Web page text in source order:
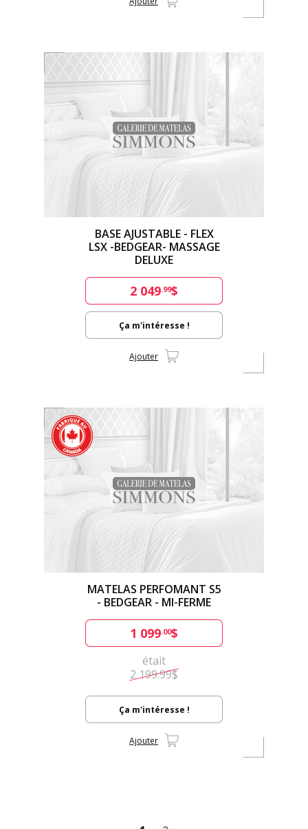
BASE AJUSTABLE - FLEX
LSX -BEDGEAR- MASSAGE
DELUXE
2 049.99$
Ça m'intéresse !
Ajouter
MATELAS PERFOMANT S5
- BEDGEAR - MI-FERME
1 099.00$
était
2 199.99$
Ça m'intéresse !
Ajouter